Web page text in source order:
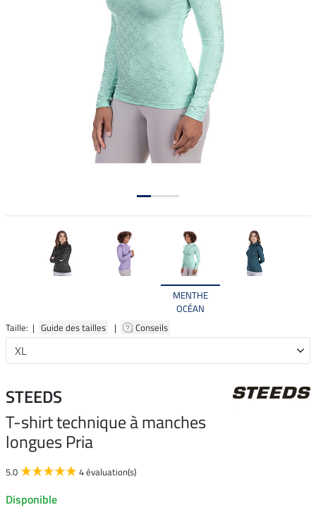
MENTHE
OCÉAN
Taille: | Guide des tailles | Conseils
STEEDS
T-shirt technique à manches
longues Pria
5.0 4 évaluation(s)
Disponible